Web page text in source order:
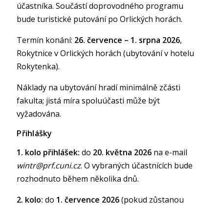
účastníka. Součástí doprovodného programu
bude turistické putování po Orlických horách.
Termín konání: 26. července – 1. srpna 2026,
Rokytnice v Orlických horách (ubytování v hotelu
Rokytenka).
Náklady na ubytování hradí minimálně zčásti
fakulta; jistá míra spoluúčasti může být
vyžadována.
Přihlášky
1. kolo přihlášek: do 20. května 2026 na e-mail
wintr@prf.cuni.cz. O vybraných účastnících bude
rozhodnuto během několika dnů.
2. kolo: do 1. července 2026(pokud zůstanou